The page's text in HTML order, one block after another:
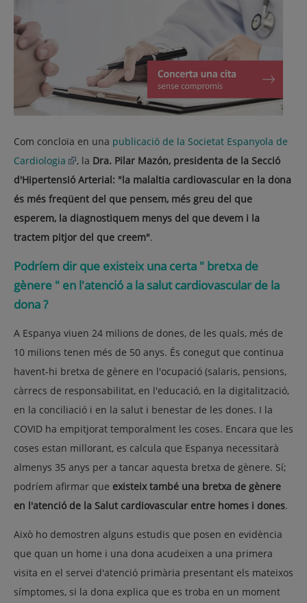
Com concloïa en una publicació de la Societat Espanyola de
Cardiologia
, la Dra. Pilar Mazón, presidenta de la Secció
d'Hipertensió Arterial: "la malaltia cardiovascular en la dona
és més freqüent del que pensem, més greu del que
esperem, la diagnostiquem menys del que devem i la
tractem pitjor del que creem".
Podríem dir que existeix una certa " bretxa de
gènere " en l'atenció a la salut cardiovascular de la
dona ?
A Espanya viuen 24 milions de dones, de les quals, més de
10 milions tenen més de 50 anys. És conegut que continua
havent-hi bretxa de gènere en l'ocupació (salaris, pensions,
càrrecs de responsabilitat, en l'educació, en la digitalització,
en la conciliació i en la salut i benestar de les dones. I la
COVID ha empitjorat temporalment les coses. Encara que les
coses estan millorant, es calcula que Espanya necessitarà
almenys 35 anys per a tancar aquesta bretxa de gènere. Sí;
podríem afirmar que existeix també una bretxa de gènere
en l'atenció de la Salut cardiovascular entre homes i dones.
Això ho demostren alguns estudis que posen en evidència
que quan un home i una dona acudeixen a una primera
visita en el servei d'atenció primària presentant els mateixos
símptomes, si la dona explica que es troba en un moment